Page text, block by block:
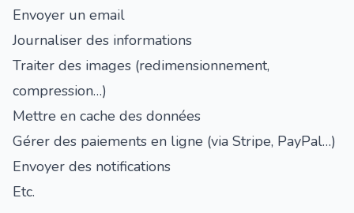
Envoyer un email
Journaliser des informations
Traiter des images (redimensionnement,
compression…)
Mettre en cache des données
Gérer des paiements en ligne (via Stripe, PayPal…)
Envoyer des notifications
Etc.